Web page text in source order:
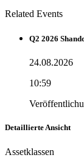
Related Events
Q2 2026
24.08.2026
10:59
Detaillierte Ansicht
Assetklassen